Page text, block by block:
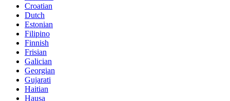
Croatian
Dutch
Estonian
Filipino
Finnish
Frisian
Galician
Georgian
Gujarati
Haitian
Hausa